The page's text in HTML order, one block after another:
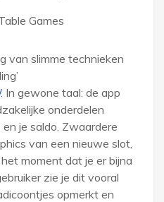
van slimme technieken
. In gewone taal: de app
onderdelen
je saldo. Zwaardere
van een nieuwe slot,
moment dat je er bijna
zie je dit vooral
opmerkt en